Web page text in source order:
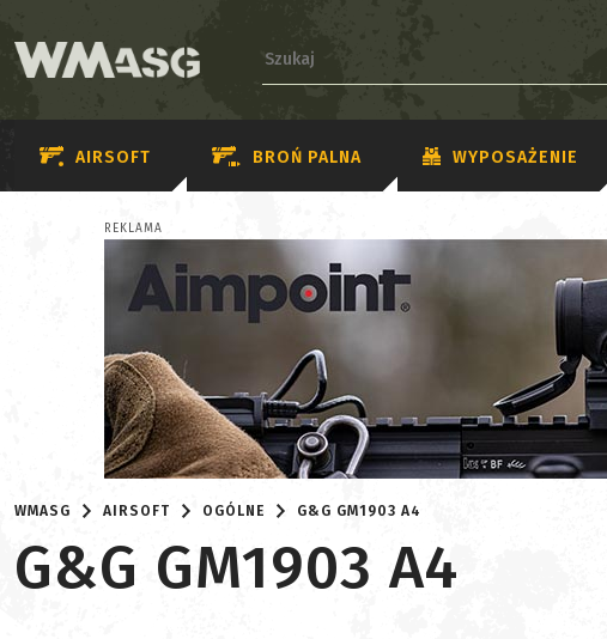
AIRSOFT BROŃ PALNA WYPOSAŻENIE
REKLAMA
WMASG AIRSOFT OGÓLNE G&G GM1903 A4
G&G GM1903 A4